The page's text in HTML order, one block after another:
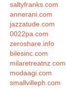
saltyfranks.com
annerani.com
jazzatude.com
0022pa.com
zeroshare.info
bilesinc.com
milaretreatnz.com
modaagi.com
smallvilleph.com